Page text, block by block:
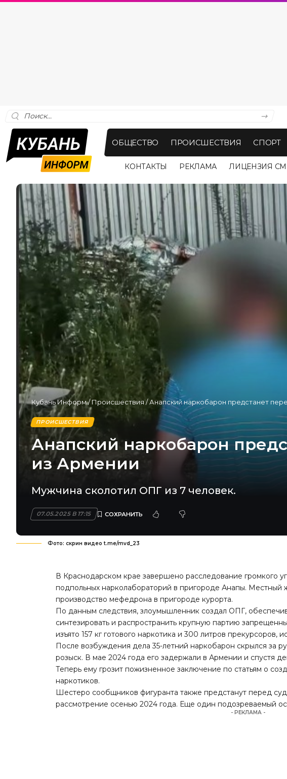
ОБЩЕСТВО ПРОИСШЕСТВИЯ СПОРТ
КОНТАКТЫ РЕКЛАМА ЛИЦЕНЗИЯ
Кубань Информ/Происшествия /Анапский наркобарон предстанет
ПРОИСШЕСТВИЯ
Анапский наркобарон
из Армении
Мужчина сколотил ОПГ из 7 человек.
07.05.2025 В 17:15
Фото: скрин видео t.me/mvd_23
В Краснодарском крае завершено расследование громкого
подпольных нарколабораторий в пригороде Анапы. Местный
производство мефедрона в пригороде курорта.
По данным следствия, злоумышленник создал ОПГ,
синтезировать и распространить крупную партию
изъято 157 кг готового наркотика и 300 литров прекурсоров,
После возбуждения дела 35-летний наркобарон скрылся за
розыск. В мае 2024 года его задержали в Армении и спустя
Теперь ему грозит пожизненное заключение по статьям о
наркотиков.
Шестеро сообщников фигуранта также предстанут перед
рассмотрение осенью 2024 года. Еще один подозреваемый
- РЕКЛАМА -